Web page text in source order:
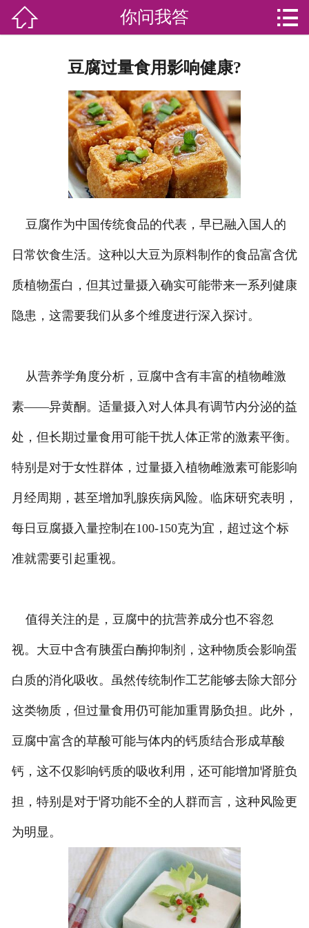
加盟苏家联
荣誉资质
家政资讯
你问我答
关于我们
 你问我答 
豆腐过量食用影响健康?
豆腐作为中国传统食品的代表，早已融入国人的
日常饮食生活。这种以大豆为原料制作的食品富含优
质植物蛋白，但其过量摄入确实可能带来一系列健康
隐患，这需要我们从多个维度进行深入探讨。
从营养学角度分析，豆腐中含有丰富的植物雌激
素——异黄酮。适量摄入对人体具有调节内分泌的益
处，但长期过量食用可能干扰人体正常的激素平衡。
特别是对于女性群体，过量摄入植物雌激素可能影响
月经周期，甚至增加乳腺疾病风险。临床研究表明，
每日豆腐摄入量控制在100-150克为宜，超过这个标
准就需要引起重视。
值得关注的是，豆腐中的抗营养成分也不容忽
视。大豆中含有胰蛋白酶抑制剂，这种物质会影响蛋
白质的消化吸收。虽然传统制作工艺能够去除大部分
这类物质，但过量食用仍可能加重胃肠负担。此外，
豆腐中富含的草酸可能与体内的钙质结合形成草酸
钙，这不仅影响钙质的吸收利用，还可能增加肾脏负
担，特别是对于肾功能不全的人群而言，这种风险更
为明显。